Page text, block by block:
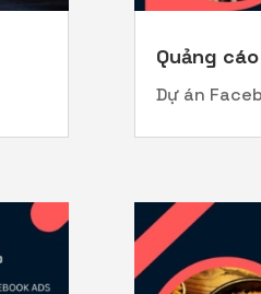
Quảng
Dự án